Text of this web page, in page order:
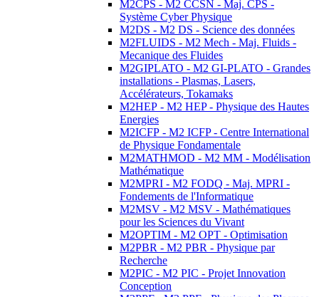
M2CPS - M2 CCSN - Maj. CPS -
Système Cyber Physique
M2DS - M2 DS - Science des données
M2FLUIDS - M2 Mech - Maj. Fluids -
Mecanique des Fluides
M2GIPLATO - M2 GI-PLATO - Grandes
installations - Plasmas, Lasers,
Accélérateurs, Tokamaks
M2HEP - M2 HEP - Physique des Hautes
Energies
M2ICFP - M2 ICFP - Centre International
de Physique Fondamentale
M2MATHMOD - M2 MM - Modélisation
Mathématique
M2MPRI - M2 FODQ - Maj. MPRI -
Fondements de l'Informatique
M2MSV - M2 MSV - Mathématiques
pour les Sciences du Vivant
M2OPTIM - M2 OPT - Optimisation
M2PBR - M2 PBR - Physique par
Recherche
M2PIC - M2 PIC - Projet Innovation
Conception